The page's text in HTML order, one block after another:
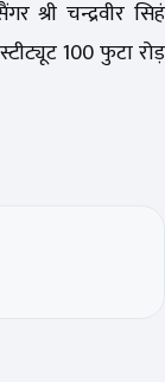
श्री चन्द्रवीर सिहं
100 फुटा रोड़